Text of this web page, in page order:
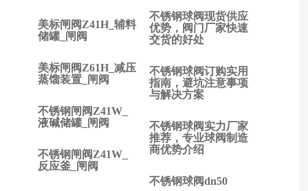
美标闸阀Z41H_辅料
储罐_闸阀
美标闸阀Z61H_减压
蒸馏装置_闸阀
不锈钢闸阀Z41W_
液碱储罐_闸阀
不锈钢闸阀Z41W_
反应釜_闸阀
不锈钢球阀现货供应
优势，阀门厂家快速
交货的好处
不锈钢球阀订购实用
指南，避坑注意事项
与解决方案
不锈钢球阀实力厂家
推荐，专业球阀制造
商优势介绍
不锈钢球阀dn50
下一
篇:
DN20
不锈